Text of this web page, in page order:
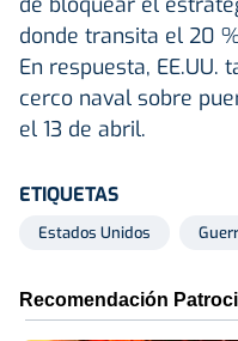
donde transita el 20
En respuesta, EE.UU.
cerco naval sobre
el 13 de abril.
ETIQUETAS
Estados Unidos